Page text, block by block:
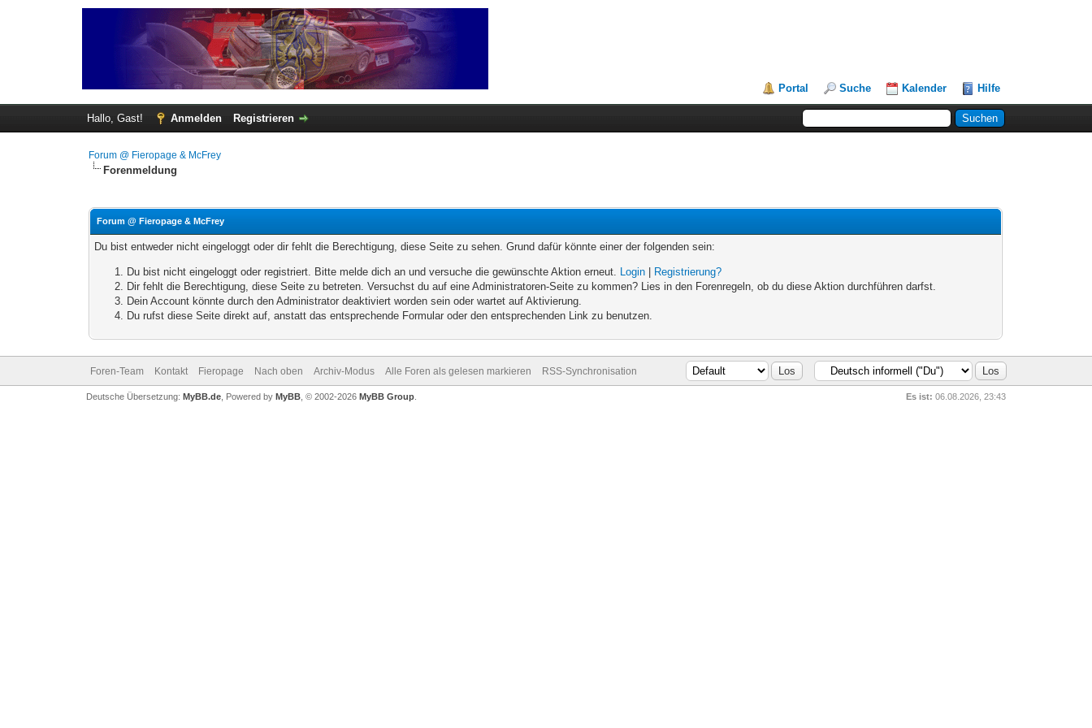
Portal Suche Kalender Hilfe
Hallo, Gast! Anmelden Registrieren
Forum @ Fieropage & McFrey
Forenmeldung
Forum @ Fieropage & McFrey
Du bist entweder nicht eingeloggt oder dir fehlt die Berechtigung, diese Seite zu sehen. Grund dafür könnte einer der folgenden sein:
Du bist nicht eingeloggt oder registriert. Bitte melde dich an und versuche die gewünschte Aktion erneut. Login
Registrierung?
Dir fehlt die Berechtigung, diese Seite zu betreten. Versuchst du auf eine Administratoren-Seite zu kommen? Lies in den Forenregeln, ob du diese Aktion durchführen darfst.
Dein Account könnte durch den Administrator deaktiviert worden sein oder wartet auf Aktivierung.
Du rufst diese Seite direkt auf, anstatt das entsprechende Formular oder den entsprechenden Link zu benutzen.
Foren-Team Kontakt Fieropage Nach oben Archiv-Modus Alle Foren als gelesen markieren RSS-Synchronisation
Es ist: 06.08.2026, 23:43
Deutsche Übersetzung: MyBB.de, Powered by MyBB, © 2002-2026 MyBB Group.